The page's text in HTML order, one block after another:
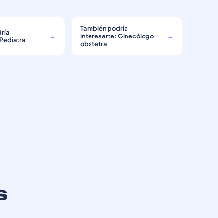
→
También podría
interesarte: Ginecólogo
obstetra
→